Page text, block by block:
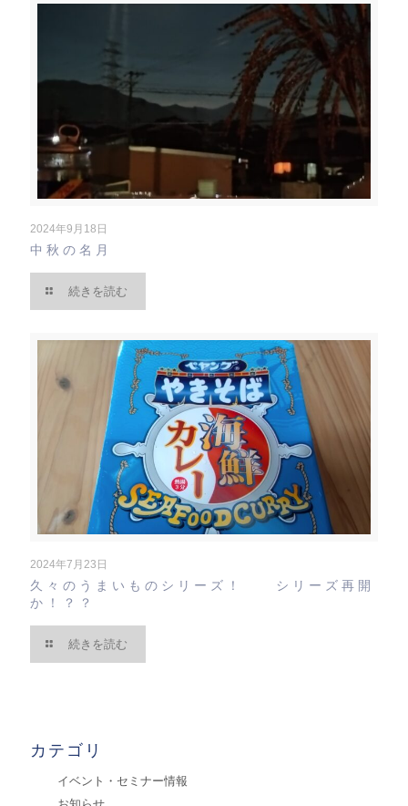
2024年9月18日
中秋の名月
続きを読む
2024年7月23日
久々のうまいものシリーズ！ シリーズ再開
か！？？
続きを読む
カテゴリ
イベント・セミナー情報